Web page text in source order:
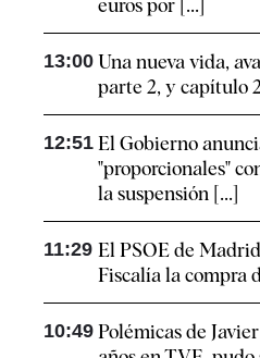
euros por [...]
13:00 Una nueva vida,
parte 2, y capítulo
12:51 El Gobierno
"proporcionales"
la suspensión [...]
11:29 El PSOE de
Fiscalía la compra
10:49 Polémicas de